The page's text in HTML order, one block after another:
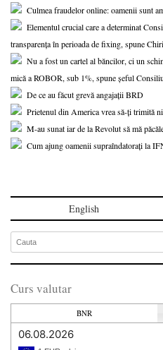
Culmea fraudelor online: oamenii sunt
Elementul crucial care a determinat
transparența în perioada de fixing, spune
Nu a fost un cartel al băncilor, ci un
mică a ROBOR, sub 1%, spune șeful
De ce au făcut grevă angajații BRD
Prietenul din America vrea să-ți trimită
M-au sunat iar de la Revolut să mă
Cum ajung oamenii supraîndatorați la
English
Curs valutar
BNR
06.08.2026